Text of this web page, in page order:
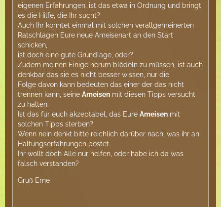
eigenen Erfahrungen, ist das etwa in Ordnung und bringt
es die Hilfe, die Ihr sucht?
Auch Ihr könntet einmal mit solchen verallgemeinerten
Ratschlägen Eure neue Ameisenart an den Start
schicken,
ist doch eine gute Grundlage, oder?
Zudem meinen Einige herum blödeln zu müssen, ist auch
denkbar das sie es nicht besser wissen, nur die
Folge davon kann bedeuten das einer der das nicht
trennen kann, seine Ameisen mit diesen Tipps versucht
zu halten.
Ist das für euch akzeptabel, das Eure Ameisen mit
solchen Tipps sterben?
Wenn nein denkt bitte reichlich darüber nach, was ihr an
Haltungserfahrungen postet.
Ihr wollt doch Alle nur helfen, oder habe ich da was
falsch verstanden?
Gruß Erne